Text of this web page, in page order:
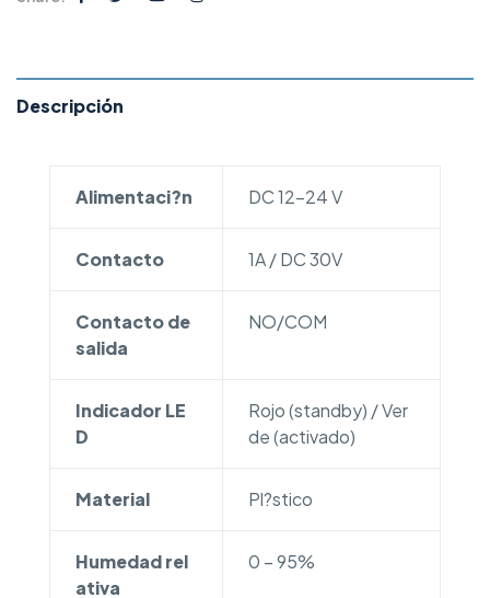
Descripción
Alimentaci?n DC 12-24 V
Contacto 1A / DC 30V
Contacto de
salida
NO/COM
Indicador LE
D
Rojo (standby) / Ver
de (activado)
Material Pl?stico
Humedad rel
ativa
0 – 95%